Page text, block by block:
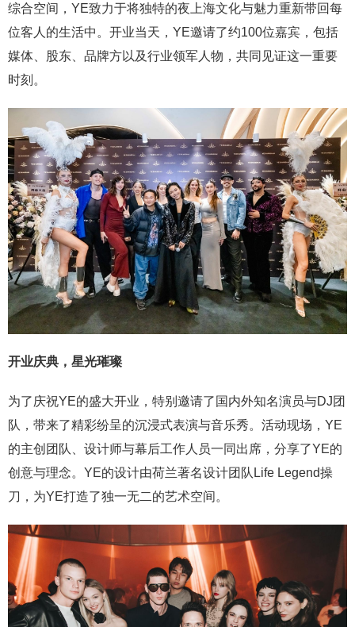
综合空间，YE致力于将独特的夜上海文化与魅力重新带回每
位客人的生活中。开业当天，YE邀请了约100位嘉宾，包括
媒体、股东、品牌方以及行业领军人物，共同见证这一重要
时刻。
开业庆典，星光璀璨
为了庆祝YE的盛大开业，特别邀请了国内外知名演员与DJ团
队，带来了精彩纷呈的沉浸式表演与音乐秀。活动现场，YE
的主创团队、设计师与幕后工作人员一同出席，分享了YE的
创意与理念。YE的设计由荷兰著名设计团队Life Legend操
刀，为YE打造了独一无二的艺术空间。